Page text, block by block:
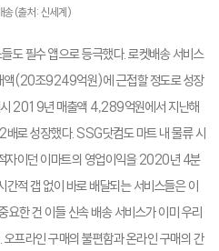
송 (출처: 신세계)
도 필수 앱으로 등극했다. 로켓배송 서비스
액(20조9249억원)에 근접할 정도로 성장
2019년 매출액 4,289억원에서 지난해
로 성장했다. SSG닷컴도 마트 내 물류 시
자이던 이마트의 영업이익을 2020년 4분
적 갭 없이 바로 배달되는 서비스들은 이
요한 건 이들 신속 배송 서비스가 이미 우리
프라인 구매의 불편함과 온라인 구매의 간